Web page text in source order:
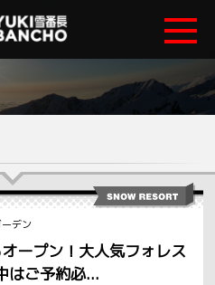
デン
ープン！大人気フォレス
はご予約必...